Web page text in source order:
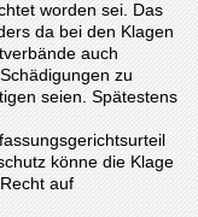
worden sei. Das
da bei den Klagen
auch
zu
seien. Spätestens
könne die Klage
auf